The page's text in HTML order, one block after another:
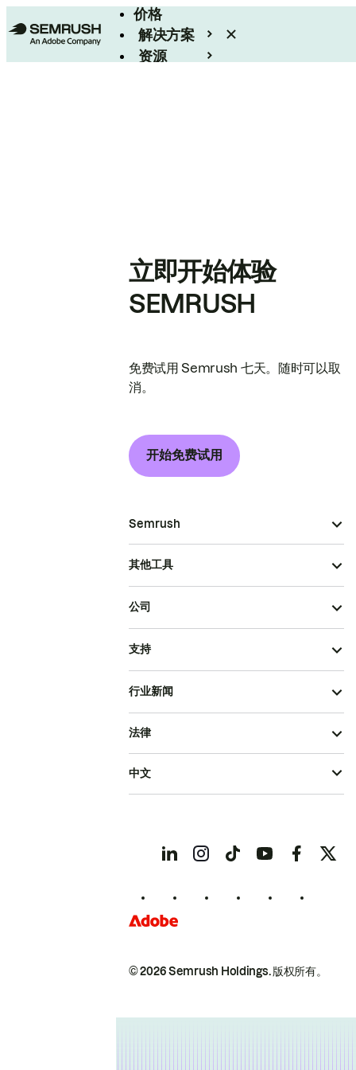
价格
解决方案
资源
立即开始体验
SEMRUSH
免费试用 Semrush 七天。随时可以取
消。
开始免费试用
Semrush
其他工具
公司
支持
行业新闻
© 2026 Semrush Holdings.版权所有。
法律
中文